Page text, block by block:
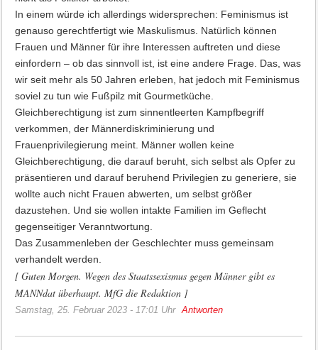
In einem würde ich allerdings widersprechen: Feminismus ist
genauso gerechtfertigt wie Maskulismus. Natürlich können
Frauen und Männer für ihre Interessen auftreten und diese
einfordern – ob das sinnvoll ist, ist eine andere Frage. Das, was
wir seit mehr als 50 Jahren erleben, hat jedoch mit Feminismus
soviel zu tun wie Fußpilz mit Gourmetküche.
Gleichberechtigung ist zum sinnentleerten Kampfbegriff
verkommen, der Männerdiskriminierung und
Frauenprivilegierung meint. Männer wollen keine
Gleichberechtigung, die darauf beruht, sich selbst als Opfer zu
präsentieren und darauf beruhend Privilegien zu generiere, sie
wollte auch nicht Frauen abwerten, um selbst größer
dazustehen. Und sie wollen intakte Familien im Geflecht
gegenseitiger Veranntwortung.
Das Zusammenleben der Geschlechter muss gemeinsam
verhandelt werden.
[ Guten Morgen. Wegen des Staatssexismus gegen Männer gibt es
MANNdat überhaupt. MfG die Redaktion ]
Samstag, 25. Februar 2023 - 17:01 Uhr Antworten